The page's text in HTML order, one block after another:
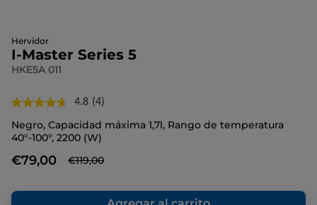
Hervidor
I-Master Series 5
HKE5A 011
4.8 Lea
reseñas.
Enlace
la
(4)
Negro, Capacidad máxima 1,7l, Rango de temperatura
40°-100°, 2200 (W)
€79,00 €119,00